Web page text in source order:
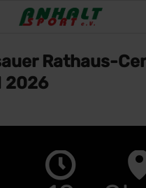
Rathaus-
2026